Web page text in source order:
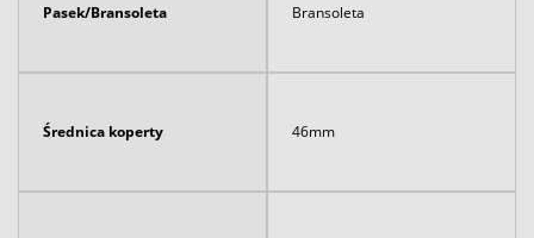
Pasek/Bransoleta Bransoleta
Średnica koperty 46mm